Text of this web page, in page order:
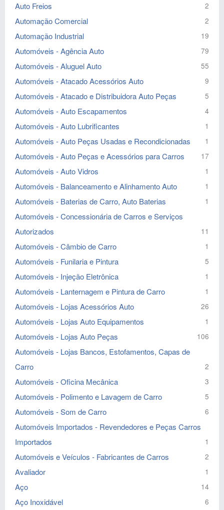
Auto Freios 2
Automação Comercial 2
Automação Industrial 19
Automóveis - Agência Auto 79
Automóveis - Aluguel Auto 55
Automóveis - Atacado Acessórios Auto 9
Automóveis - Atacado e Distribuidora Auto Peças 5
Automóveis - Auto Escapamentos 4
Automóveis - Auto Lubrificantes 1
Automóveis - Auto Peças Usadas e Recondicionadas 1
Automóveis - Auto Peças e Acessórios para Carros 17
Automóveis - Auto Vidros 1
Automóveis - Balanceamento e Alinhamento Auto 1
Automóveis - Baterias de Carro, Auto Baterias 1
Automóveis - Concessionária de Carros e Serviços
Autorizados
11
Automóveis - Câmbio de Carro 1
Automóveis - Funilaria e Pintura 5
Automóveis - Injeção Eletrônica 1
Automóveis - Lanternagem e Pintura de Carro 1
Automóveis - Lojas Acessórios Auto 26
Automóveis - Lojas Auto Equipamentos 1
Automóveis - Lojas Auto Peças 106
Automóveis - Lojas Bancos, Estofamentos, Capas de
Carro
2
Automóveis - Oficina Mecânica 3
Automóveis - Polimento e Lavagem de Carro 5
Automóveis - Som de Carro 6
Automóveis Importados - Revendedores e Peças Carros
Importados
1
Automóveis e Veículos - Fabricantes de Carros 2
Avaliador 1
Aço 14
Aço Inoxidável 6